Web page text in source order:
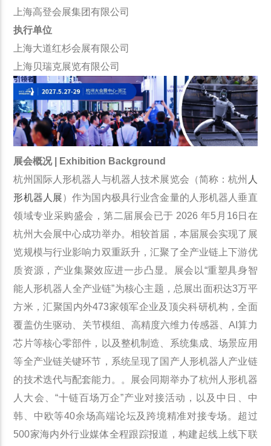
上海高登会展集团有限公司
执行单位
上海大道红杉会展有限公司
上海贝瑞克展览有限公司
展会概况 | Exhibition Background
杭州国际人形机器人与机器人技术展览会（简称：杭州 人
形机器人展）作为国内极具行业含金量的人形机器人垂直
领域专业采购盛会，第二届展会已于 2026 年5月16日在
杭州大会展中心成功举办。相较首届，本届展会实现了展
览规模与行业影响力双重跃升，汇聚了全产业链上下游优
质资源，产业集聚效应进一步凸显。展会以“重塑具身智
能人形机器人全产业链”为核心主题，总展出面积达3万平
方米，汇聚国内外473家领军企业及顶尖科研机构，全面
覆盖仿生驱动、关节模组、高精度六维力传感器、AI算力
芯片等核心零部件，以及整机制造、系统集成、场景应用
等全产业链关键环节，系统呈现了国产人形机器人产业链
的技术迭代与配套能力。。展会同期举办了杭州人形机器
人大会、“十链百场万企”产业对接活动，以及中日、中
韩、中欧等40余场高端论坛及跨境精准对接专场。超过
500家海内外行业媒体全程跟踪报道，构建起线上线下联